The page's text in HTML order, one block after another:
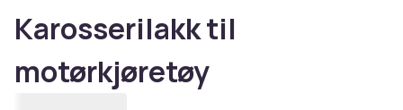
Karosserilakk til
motørkjøretøy